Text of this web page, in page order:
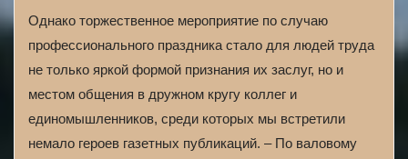
Однако торжественное мероприятие по случаю
профессионального праздника стало для людей труда
не только яркой формой признания их заслуг, но и
местом общения в дружном кругу коллег и
единомышленников, среди которых мы встретили
немало героев газетных публикаций. – По валовому